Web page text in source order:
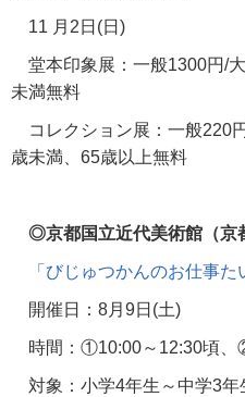
11 月 2 日 (日 )
堂本印象展：一般1300円/
未満無料
コレクション展：一般220円
歳未満、 65歳以上無料
◎京都国立近代美術館（京
「びじゅつかんのお仕事た
開催日： 8月 9日 (土)
時間： ①10:00～ 12:30頃
対象：小学4年生～中学3年